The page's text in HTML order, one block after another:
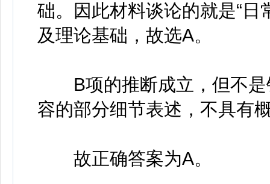
础。因此材料谈论的就是“日
及理论基础，故选A。
B项的推断成立，但不是
容的部分细节表述，不具有
故正确答案为A。